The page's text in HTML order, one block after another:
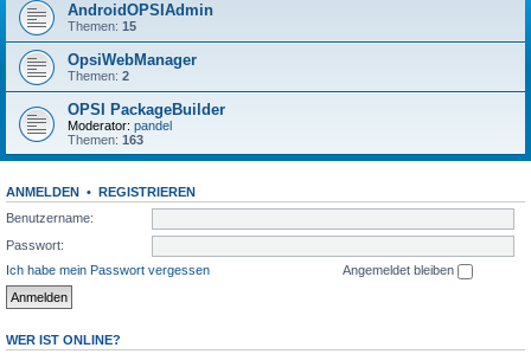
AndroidOPSIAdmin
Themen: 15
OpsiWebManager
Themen: 2
OPSI PackageBuilder
Moderator: pandel
Themen: 163
ANMELDEN • REGISTRIEREN
Benutzername:
Passwort:
Ich habe mein Passwort vergessen
Angemeldet bleiben
WER IST ONLINE?